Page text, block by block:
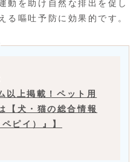
動を助け自然な排出を促し
る嘔吐予防に効果的です。
上掲載！ペット用
【犬・猫の総合情報
ピイ）』】